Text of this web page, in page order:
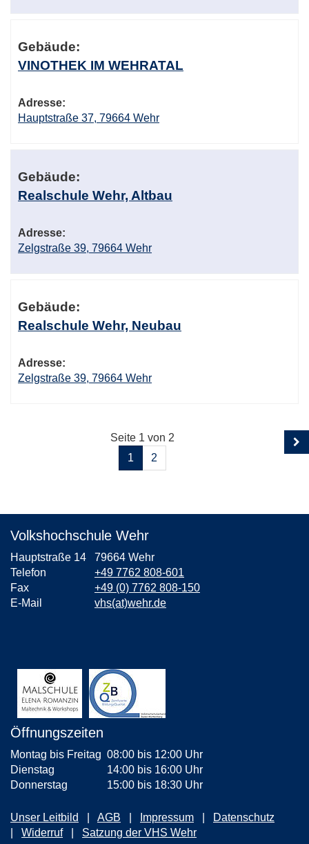
Gebäude:
VINOTHEK IM WEHRATAL
Adresse:
Hauptstraße 37, 79664 Wehr
Gebäude:
Realschule Wehr, Altbau
Adresse:
Zelgstraße 39, 79664 Wehr
Gebäude:
Realschule Wehr, Neubau
Adresse:
Zelgstraße 39, 79664 Wehr
Seite 1 von 2
1
2
Volkshochschule Wehr
Hauptstraße 14 79664 Wehr
Telefon
+49 7762 808-601
Fax
+49 (0) 7762 808-150
E-Mail
vhs(at)wehr.de
Öffnungszeiten
Montag bis Freitag 08:00 bis 12:00 Uhr
Dienstag
14:00 bis 16:00 Uhr
Donnerstag
15:00 bis 18:30 Uhr
Unser Leitbild AGB Impressum
Datenschutz
Widerruf
Satzung der VHS Wehr